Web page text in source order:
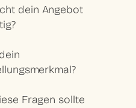
dein Angebot
?
?
Fragen sollte